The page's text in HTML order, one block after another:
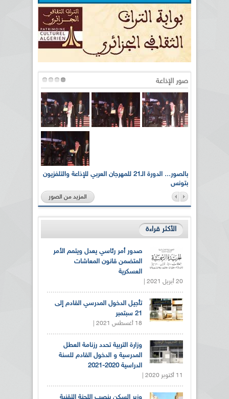
صور الإذاعة
بالصور... الدورة الـ21 للمهرجان العربي للإذاعة والتلفزيون
بتونس
المزيد من الصور
الأكثر قراءة
صدور أمر رئاسي يعدل ويتمم الأمر
المتضمن قانون المعاشات
العسكرية
20 أبريل 2021 |
تأجيل الدخول المدرسي القادم إلى
21 سبتمبر
18 أغسطس 2021 |
وزارة التربية تحدد رزنامة العطل
المدرسية و الدخول القادم للسنة
الدراسية 2020-2021
11 أكتوبر 2020 |
وزير السكن ينصب اللجنة التقنية